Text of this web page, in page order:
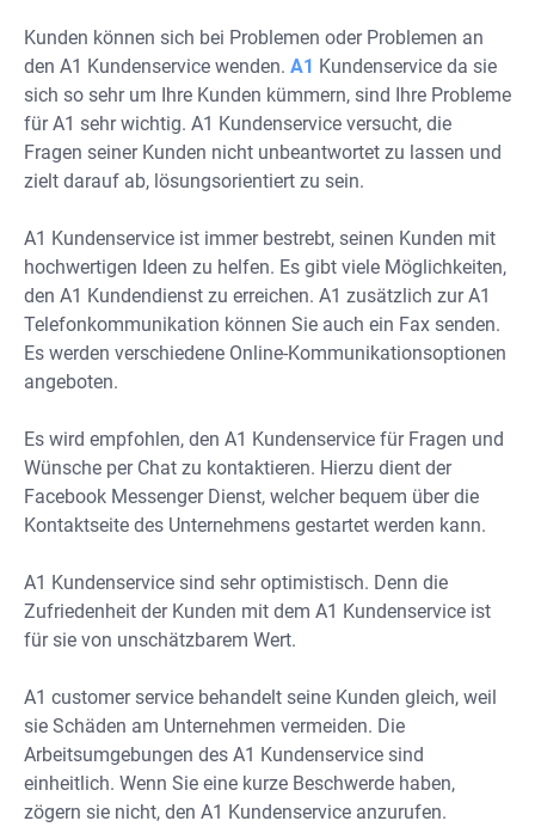
Kunden können sich bei Problemen oder Problemen an
den A1 Kundenservice wenden. A1 Kundenservice da sie
sich so sehr um Ihre Kunden kümmern, sind Ihre Probleme
für A1 sehr wichtig. A1 Kundenservice versucht, die
Fragen seiner Kunden nicht unbeantwortet zu lassen und
zielt darauf ab, lösungsorientiert zu sein.
A1 Kundenservice ist immer bestrebt, seinen Kunden mit
hochwertigen Ideen zu helfen. Es gibt viele Möglichkeiten,
den A1 Kundendienst zu erreichen. A1 zusätzlich zur A1
Telefonkommunikation können Sie auch ein Fax senden.
Es werden verschiedene Online-Kommunikationsoptionen
angeboten.
Es wird empfohlen, den A1 Kundenservice für Fragen und
Wünsche per Chat zu kontaktieren. Hierzu dient der
Facebook Messenger Dienst, welcher bequem über die
Kontaktseite des Unternehmens gestartet werden kann.
A1 Kundenservice sind sehr optimistisch. Denn die
Zufriedenheit der Kunden mit dem A1 Kundenservice ist
für sie von unschätzbarem Wert.
A1 customer service behandelt seine Kunden gleich, weil
sie Schäden am Unternehmen vermeiden. Die
Arbeitsumgebungen des A1 Kundenservice sind
einheitlich. Wenn Sie eine kurze Beschwerde haben,
zögern sie nicht, den A1 Kundenservice anzurufen.